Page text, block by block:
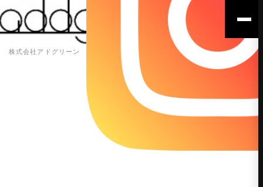
株式会社アドグリーン